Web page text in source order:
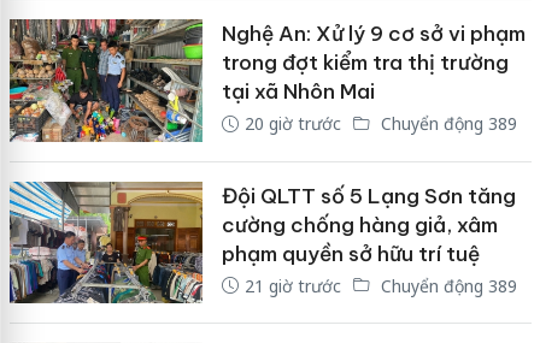
Nghệ An: Xử lý 9 cơ sở vi phạm
trong đợt kiểm tra thị trường
tại xã Nhôn Mai
20 giờ trước Chuyển động 389
Đội QLTT số 5 Lạng Sơn tăng
cường chống hàng giả, xâm
phạm quyền sở hữu trí tuệ
21 giờ trước Chuyển động 389